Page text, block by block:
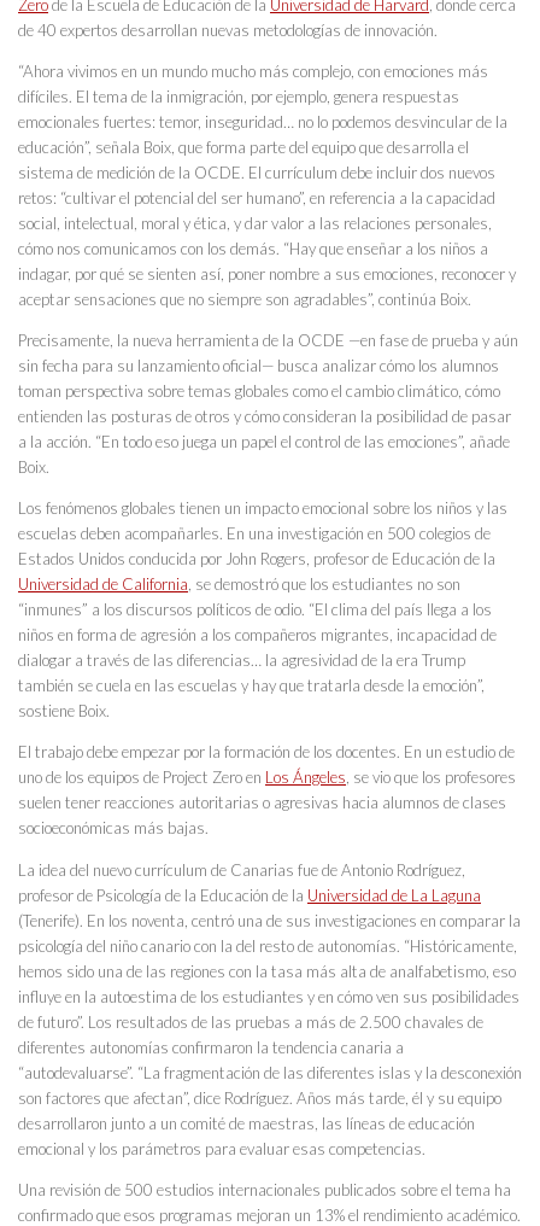
Zerode la Escuela de Educación de la Universidad de Harvard , donde cerca
de 40 expertos desarrollan nuevas metodologías de innovación.
“Ahora vivimos en un mundo mucho más complejo, con emociones más
difíciles. El tema de la inmigración, por ejemplo, genera respuestas
emocionales fuertes: temor, inseguridad… no lo podemos desvincular de la
educación”, señala Boix, que forma parte del equipo que desarrolla el
sistema de medición de la OCDE. El currículum debe incluir dos nuevos
retos: “cultivar el potencial del ser humano”, en referencia a la capacidad
social, intelectual, moral y ética, y dar valor a las relaciones personales,
cómo nos comunicamos con los demás. “Hay que enseñar a los niños a
indagar, por qué se sienten así, poner nombre a sus emociones, reconocer y
aceptar sensaciones que no siempre son agradables”, continúa Boix.
Precisamente, la nueva herramienta de la OCDE —en fase de prueba y aún
sin fecha para su lanzamiento oficial— busca analizar cómo los alumnos
toman perspectiva sobre temas globales como el cambio climático, cómo
entienden las posturas de otros y cómo consideran la posibilidad de pasar
a la acción. “En todo eso juega un papel el control de las emociones”, añade
Boix.
Los fenómenos globales tienen un impacto emocional sobre los niños y las
escuelas deben acompañarles. En una investigación en 500 colegios de
Estados Unidos conducida por John Rogers, profesor de Educación de la
Universidad de California , se demostró que los estudiantes no son
“inmunes” a los discursos políticos de odio. “El clima del país llega a los
niños en forma de agresión a los compañeros migrantes, incapacidad de
dialogar a través de las diferencias… la agresividad de la era Trump
también se cuela en las escuelas y hay que tratarla desde la emoción”,
sostiene Boix.
El trabajo debe empezar por la formación de los docentes. En un estudio de
uno de los equipos de Project Zero en Los Ángeles, se vio que los profesores
suelen tener reacciones autoritarias o agresivas hacia alumnos de clases
socioeconómicas más bajas.
La idea del nuevo currículum de Canarias fue de Antonio Rodríguez,
profesor de Psicología de la Educación de la Universidad de La Laguna
(Tenerife). En los noventa, centró una de sus investigaciones en comparar la
psicología del niño canario con la del resto de autonomías. “Históricamente,
hemos sido una de las regiones con la tasa más alta de analfabetismo, eso
influye en la autoestima de los estudiantes y en cómo ven sus posibilidades
de futuro”. Los resultados de las pruebas a más de 2.500 chavales de
diferentes autonomías confirmaron la tendencia canaria a
“autodevaluarse”. “La fragmentación de las diferentes islas y la desconexión
son factores que afectan”, dice Rodríguez. Años más tarde, él y su equipo
desarrollaron junto a un comité de maestras, las líneas de educación
emocional y los parámetros para evaluar esas competencias.
Una revisión de 500 estudios internacionales publicados sobre el tema ha
confirmado que esos programas mejoran un 13% el rendimiento académico.